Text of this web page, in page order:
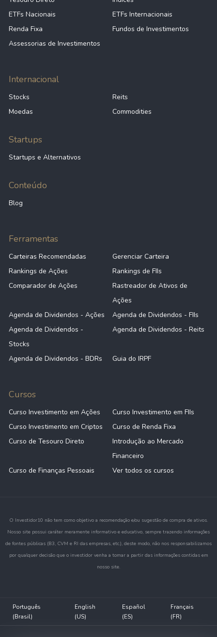
ETFs Nacionais
ETFs Internacionais
Renda Fixa
Fundos de Investimentos
Assessorias de Investimentos
Internacional
Stocks
Reits
Moedas
Commodities
Startups
Startups e Alternativos
Conteúdo
Blog
Ferramentas
Carteiras Recomendadas
Gerenciar Carteira
Rankings de Ações
Rankings de FIIs
Comparador de Ações
Rastreador de Ativos de
Ações
Agenda de Dividendos - Ações
Agenda de Dividendos - FIIs
Agenda de Dividendos -
Stocks
Agenda de Dividendos - Reits
Agenda de Dividendos - BDRs Guia do IRPF
Cursos
Curso Investimento em Ações
Curso Investimento em FIIs
Curso Investimento em Criptos
Curso de Renda Fixa
Curso de Tesouro Direto
Introdução ao Mercado
Financeiro
Curso de Finanças Pessoais
Ver todos os cursos
O Investidor10 não tem como objetivo a recomendação e/ou sugestão de compra de ativos.
Nosso site possui caráter meramente informativo e educativo, sempre trazendo informações
de fontes públicas (B3, CVM e RI das empresas, etc.), deste modo, não nos responsabilizamos
por qualquer decisão que o investidor venha a tomar a partir das informações contidas em
nosso site.
Português
(Brasil)
English
(US)
Español
(ES)
Français
(FR)